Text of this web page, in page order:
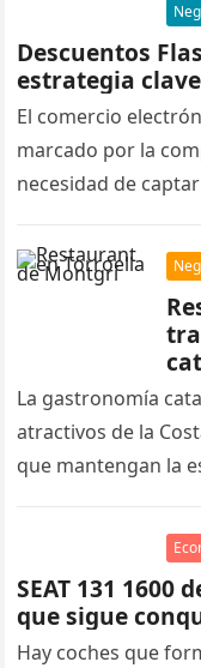
Descuentos
estrategia
El comercio
marcado por la
necesidad de
La gastronomía
atractivos de la
que mantengan la
SEAT 131 1600
que sigue
Hay coches que